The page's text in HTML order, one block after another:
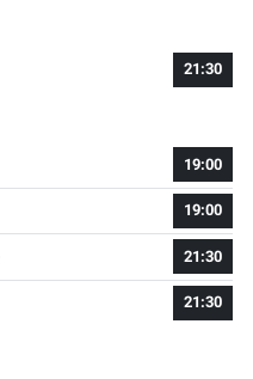
21:30
19:00
19:00
21:30
21:30